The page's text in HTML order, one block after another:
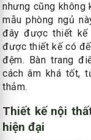
nhưng cũng không
mẫu phòng ngủ
đây được thiết kế
được thiết kế có
đệm. Bàn trang
cách âm khá tốt,
thảm.
Thiết kế nội
hiện đại